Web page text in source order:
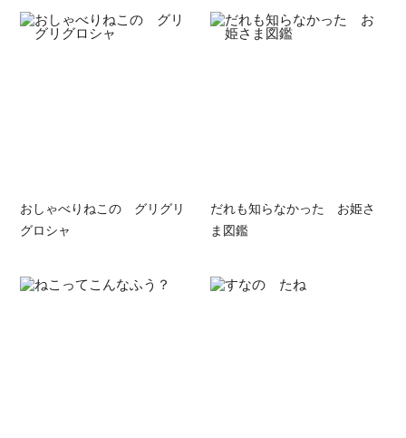
おしゃべりねこの グリグリ
グロシャ
だれも知らなかった お姫さ
ま図鑑